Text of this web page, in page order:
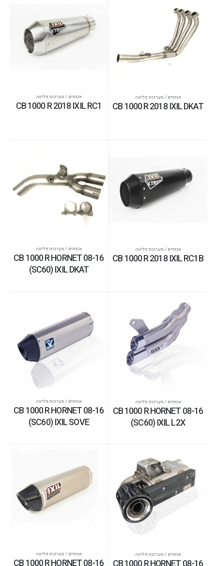
אגזוזים / מערכות פליטה
CB 1000 R 2018 IXIL DKAT
אגזוזים / מערכות פליטה
CB 1000 R 2018 IXIL RC1
אגזוזים / מערכות פליטה
CB 1000 R 2018 IXIL RC1B
אגזוזים / מערכות פליטה
CB 1000 R HORNET 08-16
(SC60) IXIL DKAT
אגזוזים / מערכות פליטה
CB 1000 R HORNET 08-16
(SC60) IXIL L2X
אגזוזים / מערכות פליטה
CB 1000 R HORNET 08-16
(SC60) IXIL SOVE
אגזוזים / מערכות פליטה אגזוזים / מערכות פליטה
CB 1000 R HORNET 08-16